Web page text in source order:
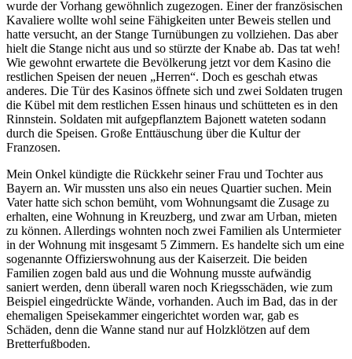
wurde der Vorhang gewöhnlich zugezogen. Einer der französischen
Kavaliere wollte wohl seine Fähigkeiten unter Beweis stellen und
hatte versucht, an der Stange Turnübungen zu vollziehen. Das aber
hielt die Stange nicht aus und so stürzte der Knabe ab. Das tat weh!
Wie gewohnt erwartete die Bevölkerung jetzt vor dem Kasino die
restlichen Speisen der neuen
Herren . Doch es geschah etwas
anderes. Die Tür des Kasinos öffnete sich und zwei Soldaten trugen
die Kübel mit dem restlichen Essen hinaus und schütteten es in den
Rinnstein. Soldaten mit aufgepflanztem Bajonett wateten sodann
durch die Speisen. Große Enttäuschung über die Kultur der
Franzosen.
Mein Onkel kündigte die Rückkehr seiner Frau und Tochter aus
Bayern an. Wir mussten uns also ein neues Quartier suchen. Mein
Vater hatte sich schon bemüht, vom Wohnungsamt die Zusage zu
erhalten, eine Wohnung in Kreuzberg, und zwar am Urban, mieten
zu können. Allerdings wohnten noch zwei Familien als Untermieter
in der Wohnung mit insgesamt 5 Zimmern. Es handelte sich um eine
sogenannte Offizierswohnung aus der Kaiserzeit. Die beiden
Familien zogen bald aus und die Wohnung musste aufwändig
saniert werden, denn überall waren noch Kriegsschäden, wie zum
Beispiel eingedrückte Wände, vorhanden. Auch im Bad, das in der
ehemaligen Speisekammer eingerichtet worden war, gab es
Schäden, denn die Wanne stand nur auf Holzklötzen auf dem
Bretterfußboden.